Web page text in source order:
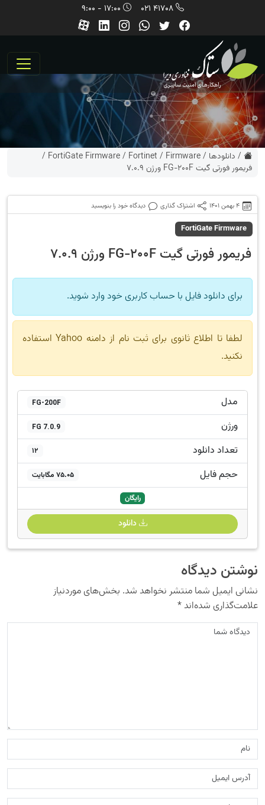
41708 021
/ دانلودها /
Firmware
/
Fortinet
/
FortiGate Firmware
/
فریمور فورتی گیت FG-200F ورژن 7.0.9
4 بهمن 1401 اشتراک گذاری دیدگاه خود را بنویسید
FortiGate Firmware
فریمور فورتی گیت FG-200F ورژن 7.0.9
برای دانلود فایل با حساب کاربری خود وارد شوید.
لطفا تا اطلاع ثانوی برای ثبت نام از دامنه Yahoo استفاده
نکنید.
مدل FG-200F
ورژن FG 7.0.9
تعداد دانلود 12
حجم فایل 75.05 مگابایت
رایگان
دانلود
نوشتن دیدگاه
نشانی ایمیل شما منتشر نخواهد شد. بخش‌های موردنیاز
علامت‌گذاری شده‌اند*